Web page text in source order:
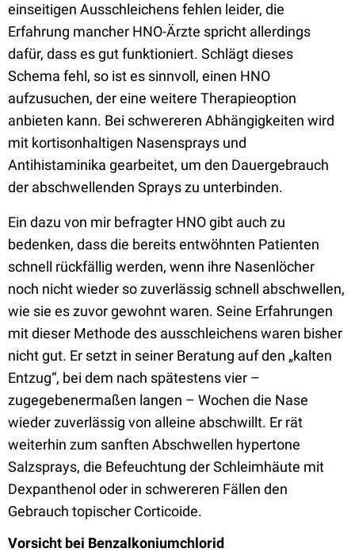
einseitigen Ausschleichens fehlen leider, die
Erfahrung mancher HNO-Ärzte spricht allerdings
dafür, dass es gut funktioniert. Schlägt dieses
Schema fehl, so ist es sinnvoll, einen HNO
aufzusuchen, der eine weitere Therapieoption
anbieten kann. Bei schwereren Abhängigkeiten wird
mit kortisonhaltigen Nasensprays und
Antihistaminika gearbeitet, um den Dauergebrauch
der abschwellenden Sprays zu unterbinden.
Ein dazu von mir befragter HNO gibt auch zu
bedenken, dass die bereits entwöhnten Patienten
schnell rückfällig werden, wenn ihre Nasenlöcher
noch nicht wieder so zuverlässig schnell abschwellen,
wie sie es zuvor gewohnt waren. Seine Erfahrungen
mit dieser Methode des ausschleichens waren bisher
nicht gut. Er setzt in seiner Beratung auf den „kalten
Entzug“, bei dem nach spätestens vier –
zugegebenermaßen langen – Wochen die Nase
wieder zuverlässig von alleine abschwillt. Er rät
weiterhin zum sanften Abschwellen hypertone
Salzsprays, die Befeuchtung der Schleimhäute mit
Dexpanthenol oder in schwereren Fällen den
Gebrauch topischer Corticoide.
Vorsicht bei Benzalkoniumchlorid